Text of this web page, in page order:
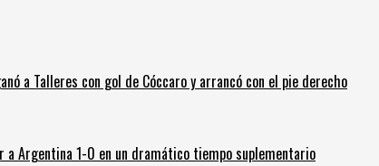
a Talleres con gol de Cóccaro y arrancó con el pie derecho
a Argentina 1-0 en un dramático tiempo suplementario